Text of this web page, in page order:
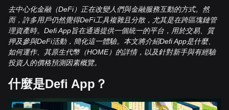
去中心化金融（DeFi）正在改變人們與金融服務互動的方式。然
而，許多用戶仍然覺得DeFi工具複雜且分散，尤其是在跨區塊鏈管
理資產時。Defi App旨在通過提供一個統一的平台，用於交易、質
押及參與DeFi活動，簡化這一體驗。本文將介紹Defi App是什麼、
如何運作、其原生代幣（HOME）的詳情，以及針對新手與有經驗
投資人的價格預測因素概覽。
什麼是Defi App？